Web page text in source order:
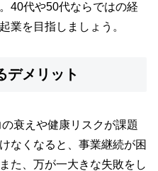
40代や50代ならではの経
業を目指しましょう。
デメリット
衰えや健康リスクが課題
なくなると、事業継続が困
た、万が一大きな失敗をし